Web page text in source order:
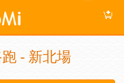
- 新北場